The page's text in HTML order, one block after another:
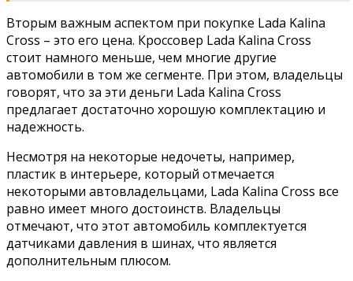
Вторым важным аспектом при покупке Lada Kalina
Cross – это его цена. Кроссовер Lada Kalina Cross
стоит намного меньше, чем многие другие
автомобили в том же сегменте. При этом, владельцы
говорят, что за эти деньги Lada Kalina Cross
предлагает достаточно хорошую комплектацию и
надежность.
Несмотря на некоторые недочеты, например,
пластик в интерьере, который отмечается
некоторыми автовладельцами, Lada Kalina Cross все
равно имеет много достоинств. Владельцы
отмечают, что этот автомобиль комплектуется
датчиками давления в шинах, что является
дополнительным плюсом.